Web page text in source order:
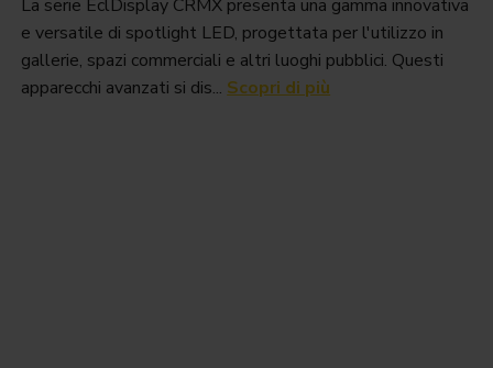
La serie EclDisplay CRMX presenta una gamma innovativa
e versatile di spotlight LED, progettata per l'utilizzo in
gallerie, spazi commerciali e altri luoghi pubblici. Questi
apparecchi avanzati si dis... Scopri di più